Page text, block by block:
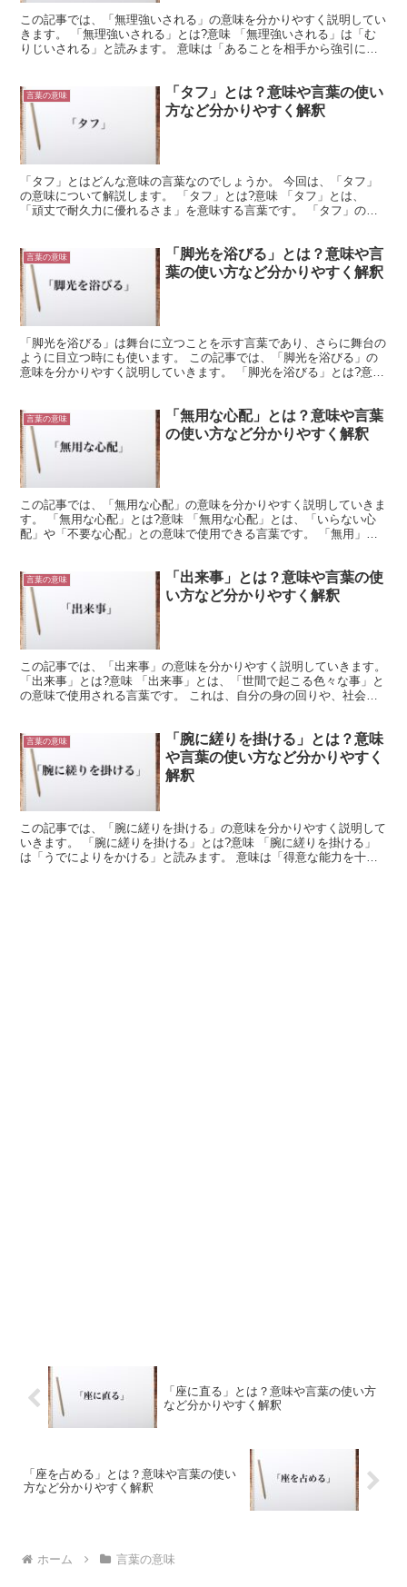
この記事では、「無理強いされる」の意味を分かりやすく説明してい
きます。 「無理強いされる」とは?意味 「無理強いされる」は「む
りじいされる」と読みます。 意味は「あることを相手から強引に押
言葉の意味
「タフ」とは？意味や言葉の使い
方など分かりやすく解釈
「タフ」とはどんな意味の言葉なのでしょうか。 今回は、「タフ」
の意味について解説します。 「タフ」とは?意味 「タフ」とは、
「頑丈で耐久力に優れるさま」を意味する言葉です。 「タフ」の概
言葉の意味
「脚光を浴びる」とは？意味や言
葉の使い方など分かりやすく解釈
「脚光を浴びる」は舞台に立つことを示す言葉であり、さらに舞台の
ように目立つ時にも使います。 この記事では、「脚光を浴びる」の
意味を分かりやすく説明していきます。 「脚光を浴びる」とは?意味
言葉の意味
「無用な心配」とは？意味や言葉
の使い方など分かりやすく解釈
この記事では、「無用な心配」の意味を分かりやすく説明していきま
す。 「無用な心配」とは?意味 「無用な心配」とは、「いらない心
配」や「不要な心配」との意味で使用できる言葉です。 「無用」
言葉の意味
「出来事」とは？意味や言葉の使
い方など分かりやすく解釈
この記事では、「出来事」の意味を分かりやすく説明していきます。
「出来事」とは?意味 「出来事」とは、「世間で起こる色々な事」と
の意味で使用される言葉です。 これは、自分の身の回りや、社会の
言葉の意味
「腕に縒りを掛ける」とは？意味
や言葉の使い方など分かりやすく
解釈
この記事では、「腕に縒りを掛ける」の意味を分かりやすく説明して
いきます。 「腕に縒りを掛ける」とは?意味 「腕に縒りを掛ける」
は「うでによりをかける」と読みます。 意味は「得意な能力を十分
「座に直る」とは？意味や言葉の使い方
など分かりやすく解釈
「座を占める」とは？意味や言葉の使い
方など分かりやすく解釈
ホーム 言葉の意味